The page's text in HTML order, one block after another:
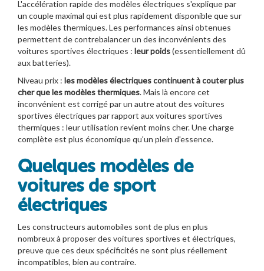
L'accélération rapide des modèles électriques s'explique par
un couple maximal qui est plus rapidement disponible que sur
les modèles thermiques. Les performances ainsi obtenues
permettent de contrebalancer un des inconvénients des
voitures sportives électriques : leur poids(essentiellement dû
aux batteries).
Niveau prix : les modèles électriques continuent à couter plus
cher que les modèles thermiques. Mais là encore cet
inconvénient est corrigé par un autre atout des voitures
sportives électriques par rapport aux voitures sportives
thermiques : leur utilisation revient moins cher. Une charge
complète est plus économique qu'un plein d'essence.
Quelques modèles de
voitures de sport
électriques
Les constructeurs automobiles sont de plus en plus
nombreux à proposer des voitures sportives et électriques,
preuve que ces deux spécificités ne sont plus réellement
incompatibles, bien au contraire.